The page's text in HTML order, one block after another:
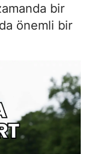
bir
önemli bir